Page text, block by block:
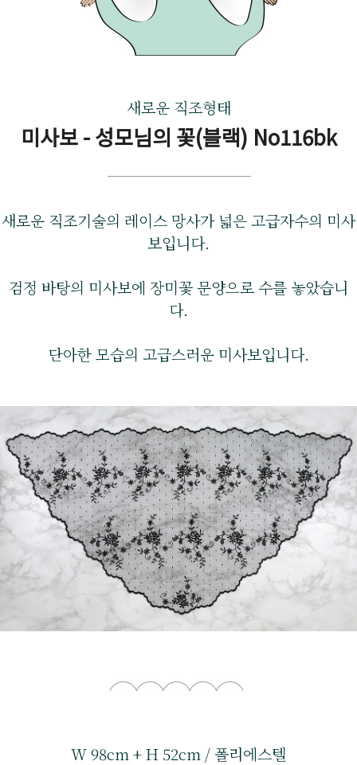
새로운 직조형태
미사보 - 성모님의 꽃(블랙) No116bk
새로운 직조기술의 레이스 망사가 넓은 고급자수의 미사
보입니다.
검정 바탕의 미사보에 장미꽃 문양으로 수를 놓았습니
다.
단아한 모습의 고급스러운 미사보입니다.
W 98cm + H 52cm / 폴리에스텔